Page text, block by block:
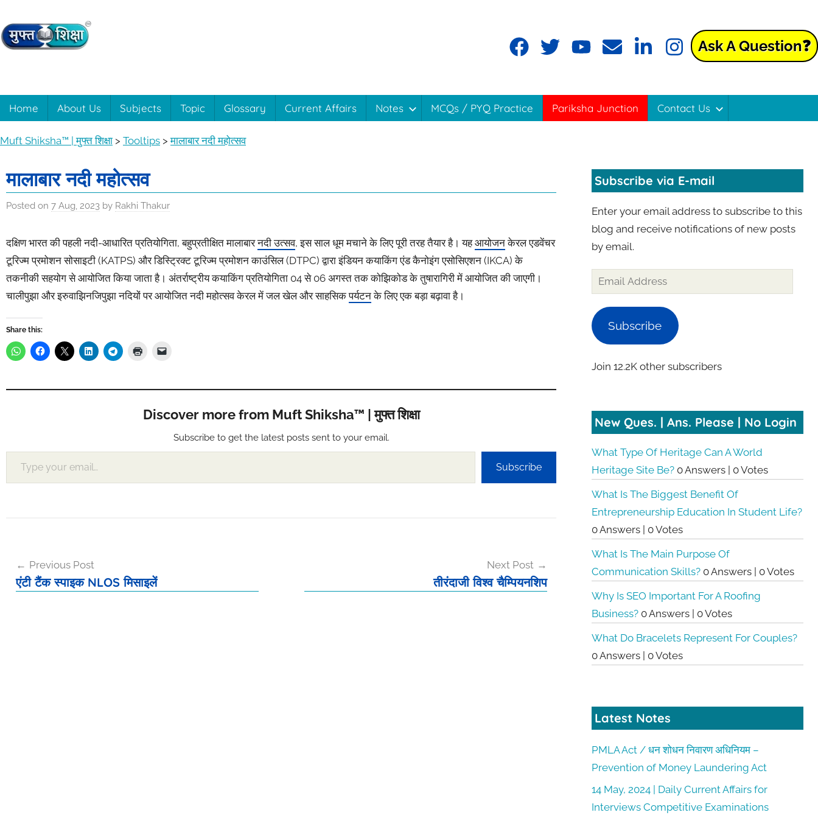
to
content
Shiksha™
|
मुफ्त
शिक्षा
easy
with
Shiksha™
FacebookTwitterYouTubeEmail LinkedInInstagramAsk A Question❓
Home About Us Subjects Topic Glossary Current Affairs Notes MCQs / PYQ Practice Pariksha Junction Contact Us
Muft Shiksha™ | मुफ्त शिक्षा > Tooltips >मालाबार नदी महोत्सव
मालाबार नदी महोत्सव
Posted on 7 Aug, 2023 by Rakhi Thakur
दक्षिण भारत की पहली नदी-आधारित प्रतियोगिता, बहुप्रतीक्षित मालाबारनदी उत्सव, इस साल धूम मचाने के लिए पूरी तरह तैयार है। यहआयोजनकेरल एडवेंचर
टूरिज्म प्रमोशन सोसाइटी (KATPS) और डिस्ट्रिक्ट टूरिज्म प्रमोशन काउंसिल (DTPC) द्वारा इंडियन कयाकिंग एंड कैनोइंग एसोसिएशन (IKCA) के
तकनीकी सहयोग से आयोजित किया जाता है। अंतर्राष्ट्रीय कयाकिंग प्रतियोगिता 04 से 06 अगस्त तक कोझिकोड के तुषारागिरी में आयोजित की जाएगी।
चालीपुझा और इरुवाझिनजिपुझा नदियों पर आयोजित नदी महोत्सव केरल में जल खेल और साहसिकपर्यटनके लिए एक बड़ा बढ़ावा है।
Share this:
Discover more from Muft Shiksha™ | मुफ्त शिक्षा
Subscribe to get the latest posts sent to your email.
Type your email…
Subscribe
navigation
Previous Post
एंटी टैंक स्पाइक NLOS मिसाइलें
Next Post
तीरंदाजी विश्व चैम्पियनशिप
Subscribe via E-mail
Enter your email address to subscribe to this
blog and receive notifications of new posts
by email.
Email
Address
Subscribe
Join 12.2K other subscribers
New Ques. | Ans. Please | No Login
What Type Of Heritage Can A World
Heritage Site Be? 0 Answers | 0 Votes
What Is The Biggest Benefit Of
Entrepreneurship Education In Student Life?
0 Answers | 0 Votes
What Is The Main Purpose Of
Communication Skills? 0 Answers | 0 Votes
Why Is SEO Important For A Roofing
Business? 0 Answers | 0 Votes
What Do Bracelets Represent For Couples?
0 Answers | 0 Votes
Latest Notes
PMLA Act / धन शोधन निवारण अधिनियम –
Prevention of Money Laundering Act
14 May, 2024 | Daily Current Affairs for
Interviews Competitive Examinations